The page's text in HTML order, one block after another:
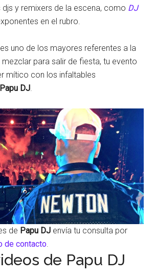
y remixers de la escena, como DJ
en el rubro.
uno de los mayores referentes a la
para salir de fiesta, tu evento
mítico con los infaltables
Papu DJ
de Papu DJ envía tu consulta por
de contacto.
de Papu DJ